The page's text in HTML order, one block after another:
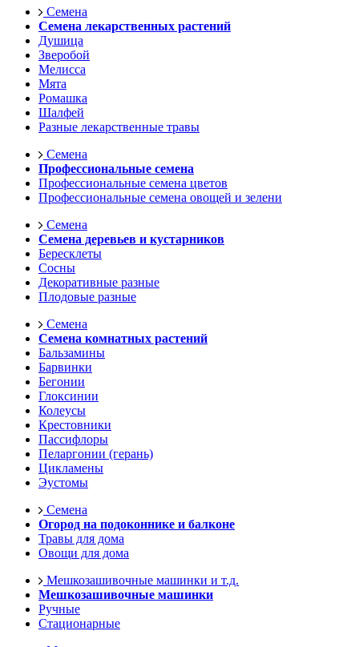
Семена
Семена лекарственных растений
Душица
Зверобой
Мелисса
Мята
Ромашка
Шалфей
Разные лекарственные травы
Семена
Профессиональные семена
Профессиональные семена цветов
Профессиональные семена овощей и зелени
Семена
Семена деревьев и кустарников
Бересклеты
Сосны
Декоративные разные
Плодовые разные
Семена
Семена комнатных растений
Бальзамины
Барвинки
Бегонии
Глоксинии
Колеусы
Крестовники
Пассифлоры
Пеларгонии (герань)
Цикламены
Эустомы
Семена
Огород на подоконнике и балконе
Травы для дома
Овощи для дома
Мешкозашивочные машинки и т.д.
Мешкозашивочные машинки
Ручные
Стационарные